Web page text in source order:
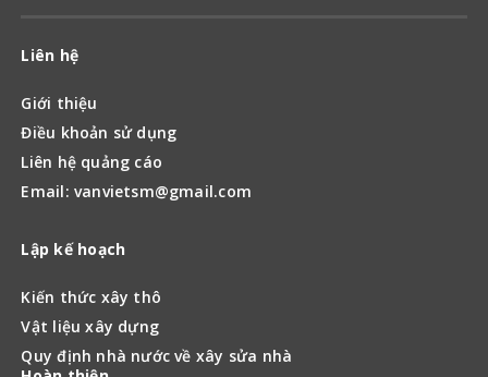
Liên hệ
Giới thiệu
Điều khoản sử dụng
Liên hệ quảng cáo
Email: vanvietsm@gmail.com
Lập kế hoạch
Kiến thức xây thô
Vật liệu xây dựng
Quy định nhà nước về xây sửa nhà